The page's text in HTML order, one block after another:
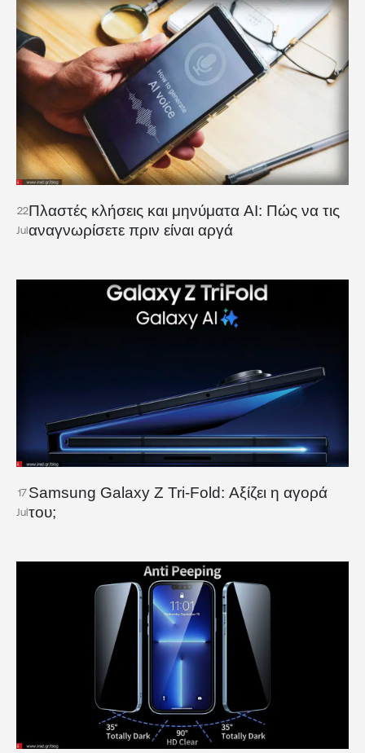
22
Jul
Πλαστές κλήσεις και μηνύματα AI: Πώς να τις
αναγνωρίσετε πριν είναι αργά
17
Jul
Samsung Galaxy Z Tri-Fold: Αξίζει η αγορά
του;